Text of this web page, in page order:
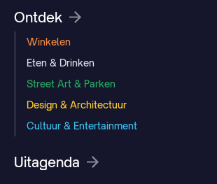
Ontdek
Winkelen
Eten & Drinken
Street Art & Parken
Design & Architectuur
Cultuur & Entertainment
Uitagenda